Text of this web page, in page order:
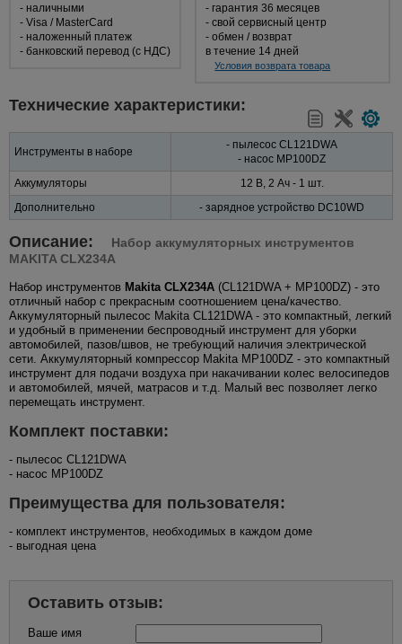
- наличными
- Visa / MasterCard
- наложенный платеж
- банковский перевод (с НДС)
- гарантия 36 месяцев
- свой сервисный центр
- обмен / возврат
в течение 14 дней
Условия возврата товара
Технические характеристики:
Инструменты в наборе
- пылесос CL121DWA
- насос MP100DZ
Аккумуляторы
12 В, 2 Ач - 1 шт.
Дополнительно
- зарядное устройство DC10WD
Описание:
Набор аккумуляторных инструментов
MAKITA CLX234A
Набор инструментов Makita CLX234A (CL121DWA + MP100DZ) - это
отличный набор с прекрасным соотношением цена/качество.
Аккумуляторный пылесос Makita CL121DWA - это компактный, легкий
и удобный в применении беспроводный инструмент для уборки
автомобилей, пазов/швов, не требующий наличия электрической
сети. Аккумуляторный компрессор Makita MP100DZ - это компактный
инструмент для подачи воздуха при накачивании колес велосипедов
и автомобилей, мячей, матрасов и т.д. Малый вес позволяет легко
перемещать инструмент.
Комплект поставки:
- пылесос CL121DWA
- насос MP100DZ
Преимущества для пользователя:
- комплект инструментов, необходимых в каждом доме
- выгодная цена
Оставить отзыв:
Ваше имя